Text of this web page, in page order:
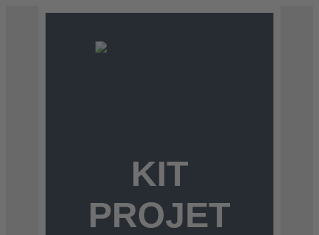
KIT
PROJET